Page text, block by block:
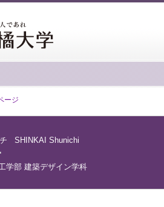
ージ
SHINKAI Shunichi
学部 建築デザイン学科